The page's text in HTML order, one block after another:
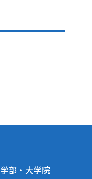
学部・大学院